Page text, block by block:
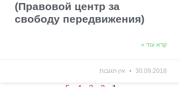
(Правовой центр за
свободу передвижения)
קרא עוד »
30.09.2018 אין תגובות